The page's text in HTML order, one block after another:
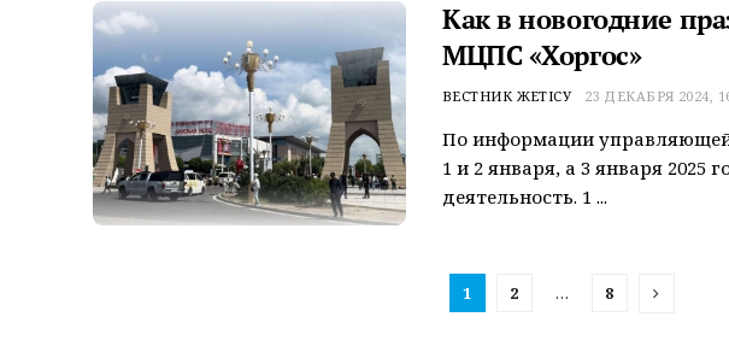
Как в новогодние
МЦПС «Хоргос»
ВЕСТНИК ЖЕТІСУ 23 ДЕКАБРЯ 2024,
По информации
1 и 2 января, а 3 января 2025
деятельность. 1 ...
1 2 … 8